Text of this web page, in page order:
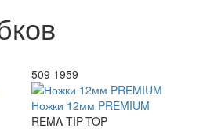
509 1959
Ножки 12мм PREMIUM
REMA TIP-TOP